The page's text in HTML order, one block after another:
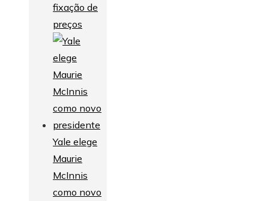
fixação de
preços
Yale elege
Maurie
McInnis
como novo